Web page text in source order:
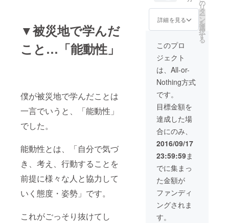
▼被災地で学んだ
こと…「能動性」
僕が被災地で学んだことは
一言でいうと、「能動性」
でした。
能動性とは、「自分で気づ
き、考え、行動することを
前提に様々な人と協力して
いく態度・姿勢」です。
これがごっそり抜けてし
ンプ2個
を同封
させて
する感
謝を
持って
す。 無
作が完
了した
手紙を
き、 支
援者の
証明と
して、
Funder
カー
（白・
青・ス
ペシャ
ル）、
横浜
版・防
ランプ
5個」
✔「防
ンプ
ワーク
ショッ
プ開催
権」
✔「オ
サイト
にて紹
介記事
作成」
======
======
======
======
==== お
返し品
説明 ご
支援頂
いたこ
✔「Fun
derス
テッ
(青)」
✔「Fun
derス
テッ
カー(ス
ペシャ
フィ
シャル
サイト
にお名
前を記
載」
✔「横
浜版・
防災ト
ランプ
10個」
✔「防
災トラ
詳細を見る
の
リ
タ
ー
ン
を
選
択
す
る
このプロ
ジェクト
は、All-or-
Nothing方式
です。
目標金額を
達成した場
合にのみ、
2016/09/17
23:59:59ま
でに集まっ
た金額が
ファンディ
ングされま
す。